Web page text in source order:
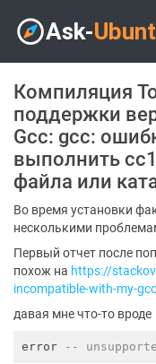
Компиляция
поддержки
Gcc: gcc:
выполнить
файла или
Во время установки
несколькими
Первый отчет после
похож на https://
incompatible-with-my-
давая мне что-то вроде
error --